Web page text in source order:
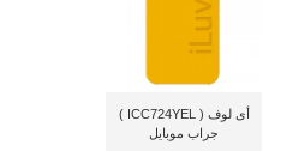
أى لوف ( ICC724YEL )
جراب موبايل